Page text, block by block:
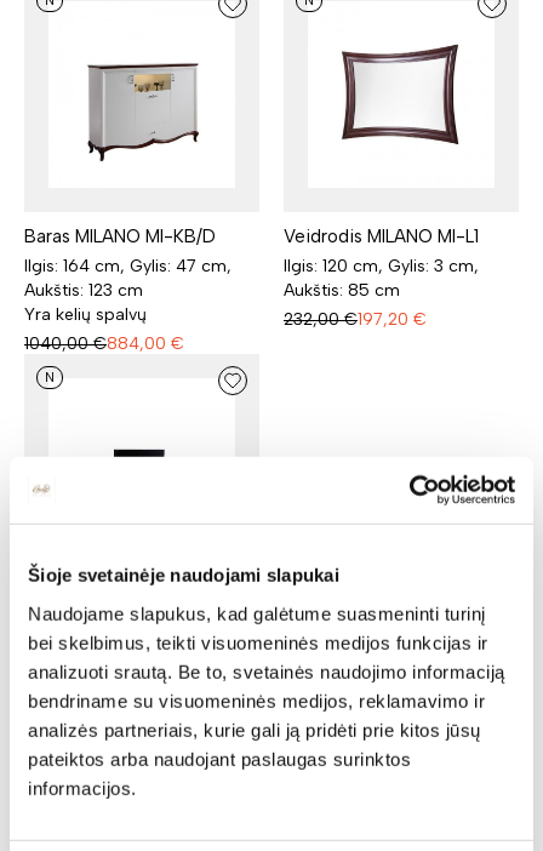
Šioje svetainėje naudojami slapukai
Naudojame slapukus, kad galėtume suasmeninti turinį
bei skelbimus, teikti visuomeninės medijos funkcijas ir
analizuoti srautą. Be to, svetainės naudojimo informaciją
bendriname su visuomeninės medijos, reklamavimo ir
analizės partneriais, kurie gali ją pridėti prie kitos jūsų
pateiktos arba naudojant paslaugas surinktos
informacijos.
Baras MILANO MI-KB/D
Ilgis: 164 cm, Gylis: 47 cm,
Aukštis: 123 cm
Yra kelių spalvų
1040,00 €884,00 €
Veidrodis MILANO MI-L1
Ilgis: 120 cm, Gylis: 3 cm,
Aukštis: 85 cm
232,00 €197,20 €
N
TV spintelė MILANO MI-
RTV/A
Ilgis: 114 cm, Gylis: 47 cm,
Aukštis: 56 cm
437,75